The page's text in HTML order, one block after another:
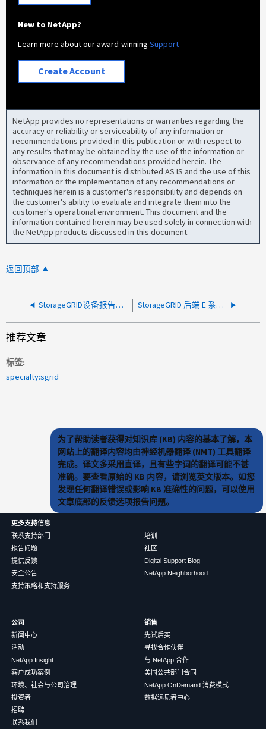
New to NetApp?
Learn more about our award-winningSupport
Create Account
NetApp provides no representations or warranties regarding the
accuracy or reliability or serviceability of any information or
recommendations provided in this publication or with respect to
any results that may be obtained by the use of the information or
observance of any recommendations provided herein. The
information in this document is distributed AS IS and the use of this
information or the implementation of any recommendations or
techniques herein is a customer's responsibility and depends on
the customer's ability to evaluate and integrate them into the
customer's operational environment. This document and the
information contained herein may be used solely in connection with
the NetApp products discussed in this document.
返回顶部
StorageGRID设备报告BMC中的管理控制器不可用和交流电丢失 StorageGRID 后端 E 系列控制器报告 NTP 查询失败
推荐文章
标签
specialty:sgrid
为了帮助读者获得对知识库 (KB) 内容的基本了解，本
网站上的翻译内容均由神经机器翻译 (NMT) 工具翻译
完成。译文多采用直译，且有些字词的翻译可能不甚
准确。要查看原始的 KB 内容，请浏览英文版本。如您
发现任何翻译错误或影响 KB 准确性的问题，可以使用
文章底部的反馈选项报告问题。
更多支持信息
联系支持部门
报告问题
提供反馈
安全公告
支持策略和支持服务
培训
社区
Digital Support Blog
NetApp Neighborhood
公司
新闻中心
活动
NetApp Insight
客户成功案例
环境、社会与公司治理
投资者
招聘
联系我们
销售
先试后买
寻找合作伙伴
与 NetApp 合作
美国公共部门合同
NetApp OnDemand 消费模式
数据远见者中心